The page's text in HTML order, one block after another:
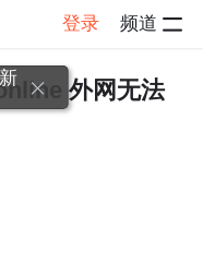
登录 频道
外网无法